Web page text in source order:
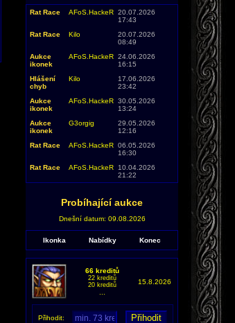
Rat Race AFoS.HackeR 20.07.2026
17:43
Rat Race
Kilo
20.07.2026
08:49
Aukce
ikonek
AFoS.HackeR 24.06.2026
16:15
Hlášení
chyb
Kilo
17.06.2026
23:42
Aukce
ikonek
AFoS.HackeR 30.05.2026
13:24
Aukce
ikonek
G3orgig
29.05.2026
12:16
Rat Race
AFoS.HackeR 06.05.2026
16:30
Rat Race
AFoS.HackeR
10.04.2026
21:22
Probíhající aukce
Dnešní datum: 09.08.2026
Ikonka Nabídky Konec
66 kreditů
22 kreditů
20 kreditů
15.8.2026
Přihodit: